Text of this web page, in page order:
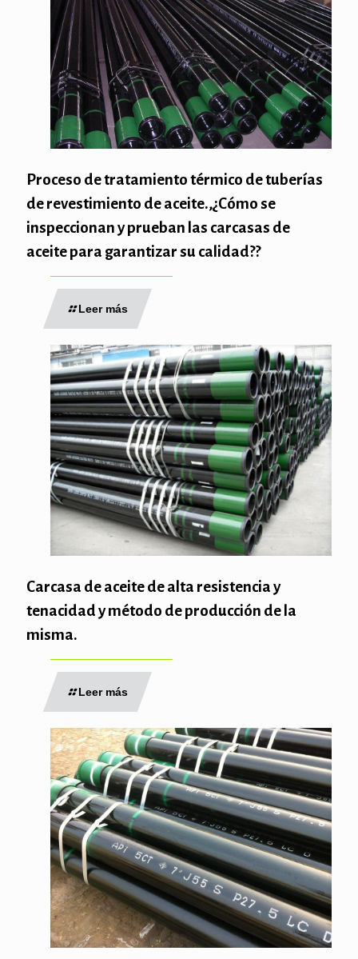
Proceso de tratamiento térmico de tuberías
de revestimiento de aceite.,¿Cómo se
inspeccionan y prueban las carcasas de
aceite para garantizar su calidad??
Leer más
Carcasa de aceite de alta resistencia y
tenacidad y método de producción de la
misma.
Leer más